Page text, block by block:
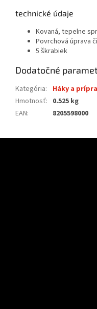
technické údaje
Kovaná, tepelne
Povrchová úprava
5 škrabiek
Dodatočné
Kategória:
Háky a
Hmotnosť: 0.525 kg
EAN: 8205598000